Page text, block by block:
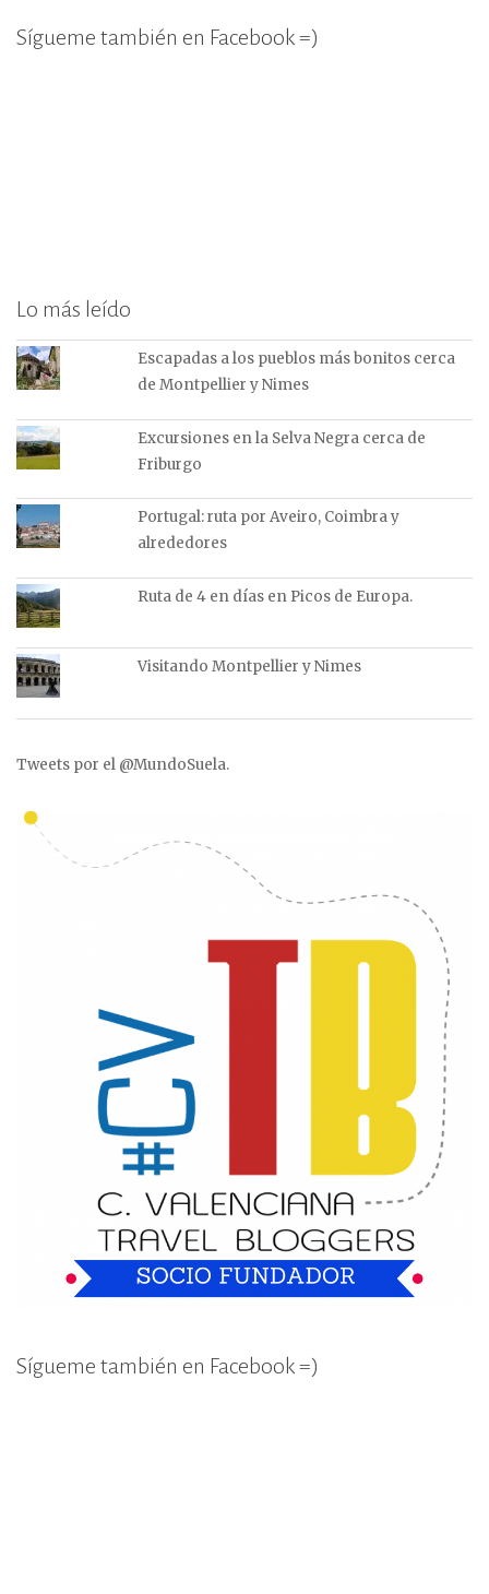
Sígueme también en Facebook =)
Lo más leído
Escapadas a los pueblos más bonitos cerca
de Montpellier y Nimes
Excursiones en la Selva Negra cerca de
Friburgo
Portugal: ruta por Aveiro, Coimbra y
alrededores
Ruta de 4 en días en Picos de Europa.
Visitando Montpellier y Nimes
Tweets por el @MundoSuela.
Sígueme también en Facebook =)